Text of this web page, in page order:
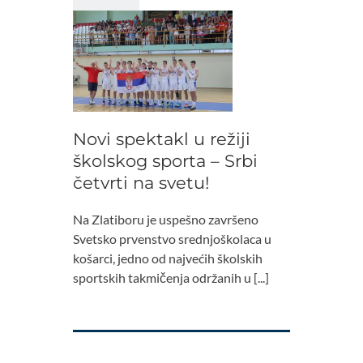
Novi spektakl u režiji
školskog sporta – Srbi
četvrti na svetu!
Na Zlatiboru je uspešno završeno
Svetsko prvenstvo srednjoškolaca u
košarci, jedno od najvećih školskih
sportskih takmičenja održanih u [...]